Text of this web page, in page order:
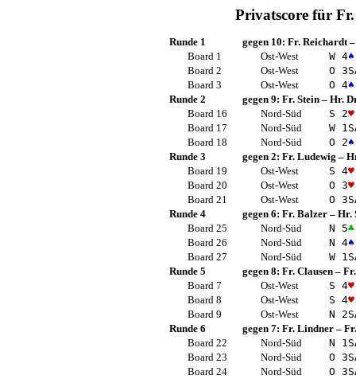
Privatscore für
Runde 1 gegen 10: Fr. Reichardt
Board 1
Ost-West W 4♠
Board 2
Ost-West O 3
Board 3
Ost-West O 4♠
Runde 2
gegen 9: Fr. Stein – Hr.
Board 16
Nord-Süd S 2♥
Board 17
Nord-Süd W 1
Board 18
Nord-Süd O 2♠
Runde 3
gegen 2: Fr. Ludewig –
Board 19
Ost-West S 4♥
Board 20
Ost-West O 3♥
Board 21
Ost-West O 3
Runde 4
gegen 6: Fr. Balzer – Hr.
Board 25
Nord-Süd N 5♣
Board 26
Nord-Süd N 4♠
Board 27
Nord-Süd W 1
Runde 5
gegen 8: Fr. Clausen –
Board 7
Ost-West S 4♥
Board 8
Ost-West S 4♥
Board 9
Ost-West N 2
Runde 6
gegen 7: Fr. Lindner –
Board 22
Nord-Süd N 1
Board 23
Nord-Süd O 3
Board 24
Nord-Süd O 3